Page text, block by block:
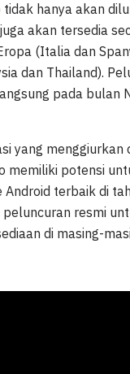
tidak hanya akan
akan tersedia
(Italia dan
dan Thailand).
pada bulan
yang menggiurkan
memiliki potensi
terbaik di
peluncuran resmi
di masing-